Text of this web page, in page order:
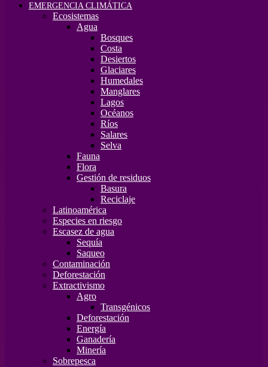
EMERGENCIA CLIMÁTICA
Ecosistemas
Agua
Bosques
Costa
Desiertos
Glaciares
Humedales
Manglares
Lagos
Océanos
Ríos
Salares
Selva
Fauna
Flora
Gestión de residuos
Basura
Reciclaje
Latinoamérica
Especies en riesgo
Escasez de agua
Sequía
Saqueo
Contaminación
Deforestación
Extractivismo
Agro
Transgénicos
Deforestación
Energía
Ganadería
Minería
Sobrepesca